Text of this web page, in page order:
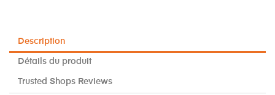
Description
Détails du produit
Trusted Shops Reviews